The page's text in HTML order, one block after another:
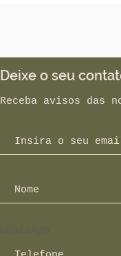
Deixe o seu
Receba avisos das
WhatsApp